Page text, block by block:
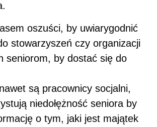
oszuści, by uwiarygodnić
stowarzyszeń czy organizacji
seniorom, by dostać się do
są pracownicy socjalni,
niedołężność seniora by
o tym, jaki jest majątek